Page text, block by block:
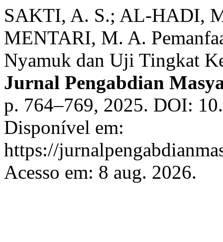
SAKTI, A. S.; AL-HADI,
MENTARI, M. A.
Nyamuk dan Uji Tingkat
Jurnal Pengabdian
p. 764–769, 2025. DOI:
Disponível em:
https://
Acesso em: 8 aug. 2026.